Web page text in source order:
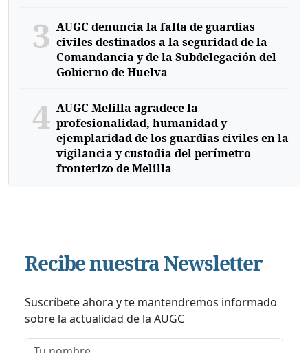
3 AUGC denuncia la falta de guardias
civiles destinados a la seguridad de la
Comandancia y de la Subdelegación del
Gobierno de Huelva
4 AUGC Melilla agradece la
profesionalidad, humanidad y
ejemplaridad de los guardias civiles en la
vigilancia y custodia del perímetro
fronterizo de Melilla
Recibe nuestra Newsletter
Suscríbete ahora y te mantendremos informado
sobre la actualidad de la AUGC